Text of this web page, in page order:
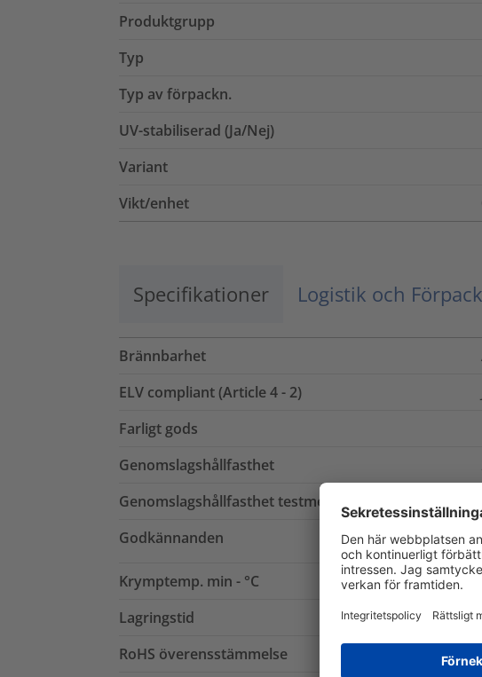
Produktgrupp
Typ
Typ av förpackn.
UV-stabiliserad (Ja/Nej)
Variant
Vikt/enhet
Specifikationer Logistik och
Brännbarhet
ELV compliant (Article 4 - 2)
Farligt gods
Genomslagshållfasthet
Genomslagshållfasthet testmetod
Godkännanden
Krymptemp. min - °C
Lagringstid
RoHS överensstämmelse